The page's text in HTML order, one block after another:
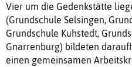
Vier um die Gedenkstätte
(Grundschule Selsingen,
Grundschule Kuhstedt,
Gnarrenburg) bildeten
einen gemeinsamen